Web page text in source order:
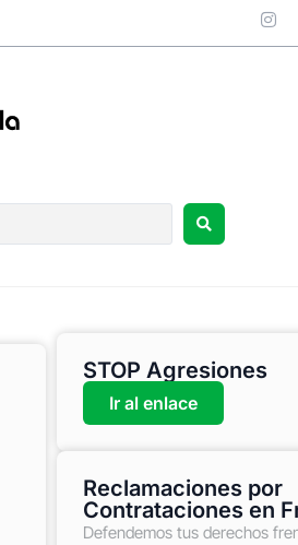
STOP Agresiones
Ir al enlace
Reclamaciones por
Contrataciones en
Defendemos tus derechos